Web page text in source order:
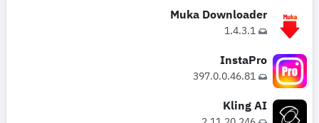
Muka Downloader
1.4.3.1
InstaPro
397.0.0.46.81
Kling AI